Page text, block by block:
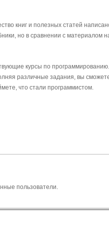
книг и полезных статей
но в сравнении с материалом
курсы по программированию.
различные задания, вы
что стали программистом.
пользователи.